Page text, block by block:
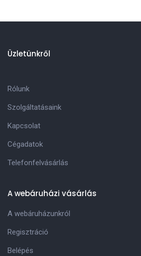
Üzletünkről
Rólunk
Szolgáltatásaink
Kapcsolat
Cégadatok
Telefonfelvásárlás
A webáruházi vásárlás
A webáruházunkról
Regisztráció
Belépés